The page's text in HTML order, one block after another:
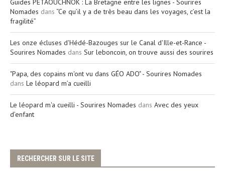
Guides PETAOUCHNOK : La Bretagne entre les lignes - Sourires
Nomades dans “Ce qu’il y a de très beau dans les voyages, c’est la
fragilité”
Les onze écluses d'Hédé-Bazouges sur le Canal d'Ille-et-Rance -
Sourires Nomades dans Sur leboncoin, on trouve aussi des sourires
"Papa, des copains m'ont vu dans GÉO ADO" - Sourires Nomades
dans Le léopard m’a cueilli
Le léopard m'a cueilli - Sourires Nomades dans Avec des yeux
d’enfant
RECHERCHER SUR LE SITE